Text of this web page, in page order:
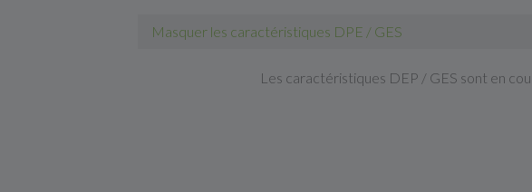
Masquer les caractéristiques DPE / GES
Les caractéristiques DEP / GES sont en